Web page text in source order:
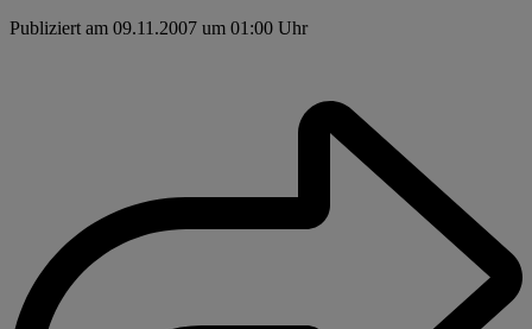
Publiziert am 09.11.2007 um 01:00 Uhr